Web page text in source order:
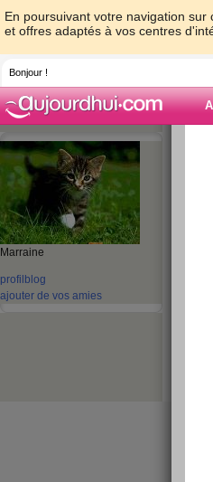
En poursuivant votre navigation
et offres adaptés à vos centres
Bonjour !
Marraine
profil blog
ajouter de vos amies
ma